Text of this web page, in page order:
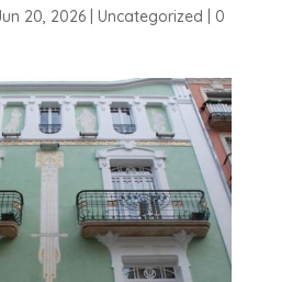
20, 2026| Uncategorized
0